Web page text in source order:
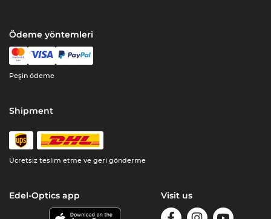
Ödeme yöntemleri
Peşin ödeme
Shipment
Ücretsiz teslim etme ve geri gönderme
Edel-Optics app Visit us